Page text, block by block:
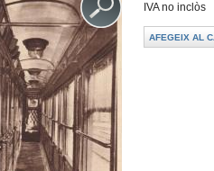
IVA no inclòs